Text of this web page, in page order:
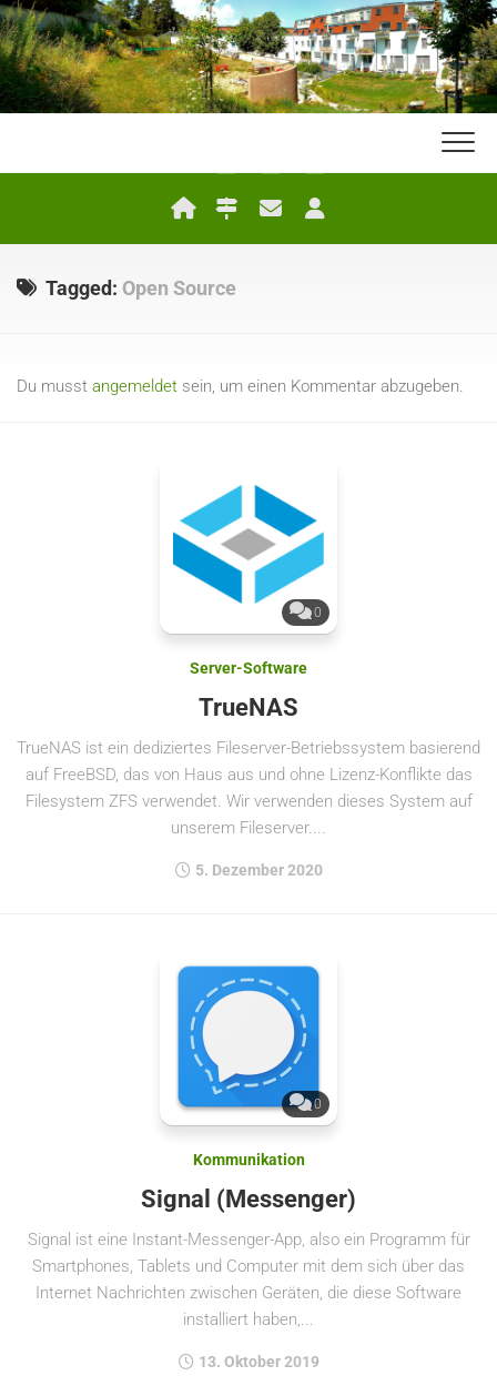
Skip
to
content
Tagged: Open Source
Du musst angemeldet sein, um einen Kommentar abzugeben.
0
Server-Software
TrueNAS
TrueNAS ist ein dediziertes Fileserver-Betriebssystem basierend
auf FreeBSD, das von Haus aus und ohne Lizenz-Konflikte das
Filesystem ZFS verwendet. Wir verwenden dieses System auf
unserem Fileserver....
5. Dezember 2020
0
Kommunikation
Signal (Messenger)
Signal ist eine Instant-Messenger-App, also ein Programm für
Smartphones, Tablets und Computer mit dem sich über das
Internet Nachrichten zwischen Geräten, die diese Software
installiert haben,...
13. Oktober 2019